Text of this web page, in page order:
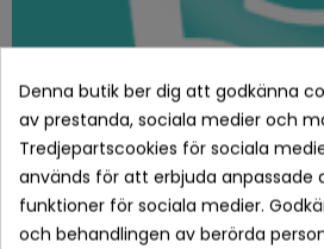
Vi levererar
snabbt och
Denna butik ber dig att godkänna
av prestanda, sociala medier och
Tredjepartscookies för sociala
används för att erbjuda anpassade
funktioner för sociala medier.
och behandlingen av berörda